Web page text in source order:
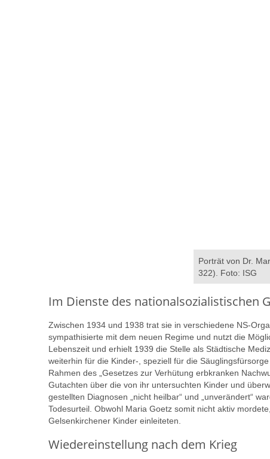
Porträt von Dr.
322). Foto: ISG
Im Dienste des nationalsozialistischen
Zwischen 1934 und 1938 trat sie in verschiedene NS-
sympathisierte mit dem neuen Regime und nutzt die
Lebenszeit und erhielt 1939 die Stelle als Städtische
weiterhin für die Kinder-, speziell für die
Rahmen des „Gesetzes zur Verhütung erbkranken
Gutachten über die von ihr untersuchten Kinder und
gestellten Diagnosen „nicht heilbar“ und „unverändert“
Todesurteil. Obwohl Maria Goetz somit nicht aktiv
Gelsenkirchener Kinder einleiteten.
Wiedereinstellung nach dem Krieg